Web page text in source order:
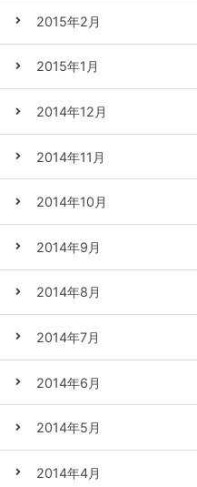
2015年2月
2015年1月
2014年12月
2014年11月
2014年10月
2014年9月
2014年8月
2014年7月
2014年6月
2014年5月
2014年4月